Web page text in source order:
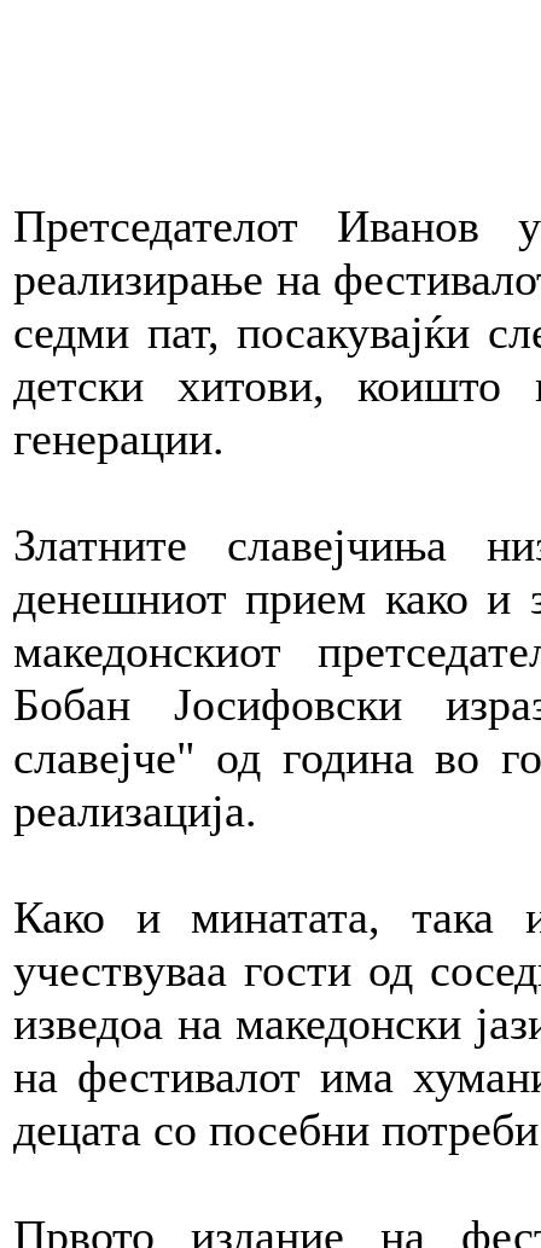
Претседателот Иванов
реализирање на
седми пат, посакувајќи
детски хитови, коишто
генерации.
Златните славејчиња
денешниот прием како и
македонскиот
Бобан Јосифовски
славејче" од година во
реализација.
Како и минатата, така
учествуваа гости од
изведоа на македонски
на фестивалот има
децата со посебни
Првото издание на